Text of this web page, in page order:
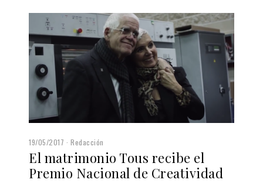
19/05/2017 Redacción
El matrimonio Tous recibe el
Premio Nacional de Creatividad